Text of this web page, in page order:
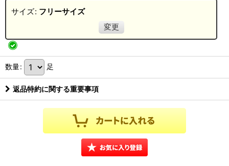
サイズ: フリーサイズ
変更
数量: 足
返品特約に関する重要事項